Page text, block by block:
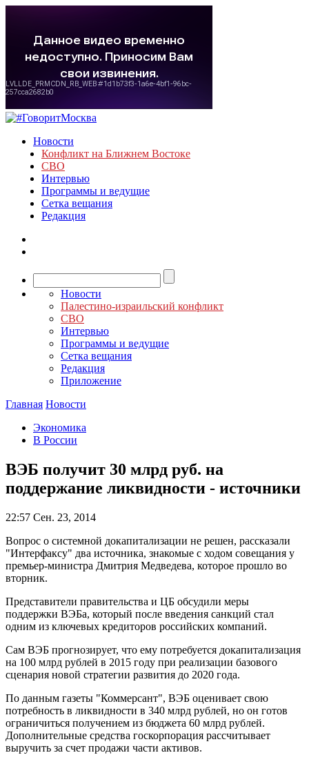
Новости
Конфликт на Ближнем Востоке
СВО
Интервью
Программы и ведущие
Сетка вещания
Редакция
Новости
Палестино-израильский конфликт
СВО
Интервью
Программы и ведущие
Сетка вещания
Редакция
Приложение
Главная Новости
Экономика
В России
ВЭБ получит 30 млрд руб. на
поддержание ликвидности - источники
22:57 Сен. 23, 2014
Вопрос о системной докапитализации не решен, рассказали
"Интерфаксу" два источника, знакомые с ходом совещания у
премьер-министра Дмитрия Медведева, которое прошло во
вторник.
Представители правительства и ЦБ обсудили меры
поддержки ВЭБа, который после введения санкций стал
одним из ключевых кредиторов российских компаний.
Сам ВЭБ прогнозирует, что ему потребуется докапитализация
на 100 млрд рублей в 2015 году при реализации базового
сценария новой стратегии развития до 2020 года.
По данным газеты "Коммерсант", ВЭБ оценивает свою
потребность в ликвидности в 340 млрд рублей, но он готов
ограничиться получением из бюджета 60 млрд рублей.
Дополнительные средства госкорпорация рассчитывает
выручить за счет продажи части активов.